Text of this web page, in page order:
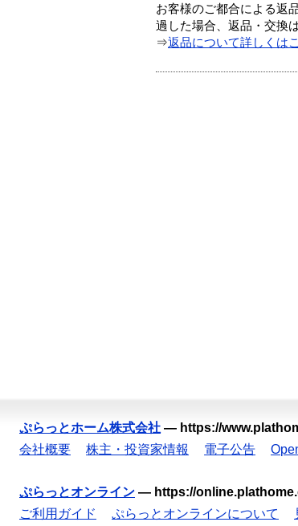
お客様のご都合による返
過した場合、返品・交換
⇒返品について詳しくは
ぷらっとホーム株式会社 — https://
会社概要
株主・投資家情報 電子公告
ぷらっとオンライン — https://
ご利用ガイド
ぷらっとオンラインについて